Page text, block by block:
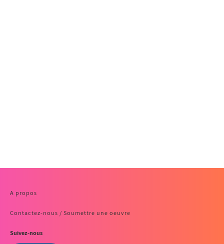
A propos
Contactez-nous / Soumettre une oeuvre
Suivez-nous